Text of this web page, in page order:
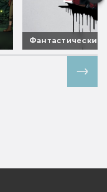
Фантастические